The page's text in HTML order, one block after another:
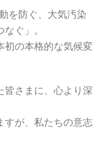
を防ぐ、大気汚染
ぐ」。
初の本格的な気候変
皆さまに、心より深
すが、私たちの意志